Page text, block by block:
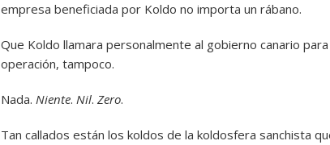
empresa beneficiada por Koldo no importa un rábano.
Que Koldo llamara personalmente al gobierno canario
operación, tampoco.
Nada. Niente. Nil. Zero.
Tan callados están los koldos de la koldosfera sanchista